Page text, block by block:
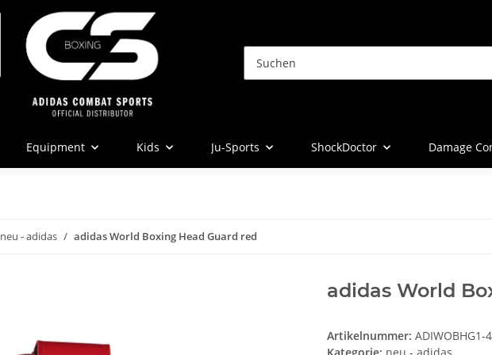
Equipment Kids Ju-Sports ShockDoctor Damage
neu - adidas adidas World Boxing Head Guard red
adidas World
Artikelnummer: ADIWOBHG1-